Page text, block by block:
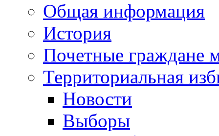
Общая информация
История
Почетные граждане
Территориальная
Новости
Выборы